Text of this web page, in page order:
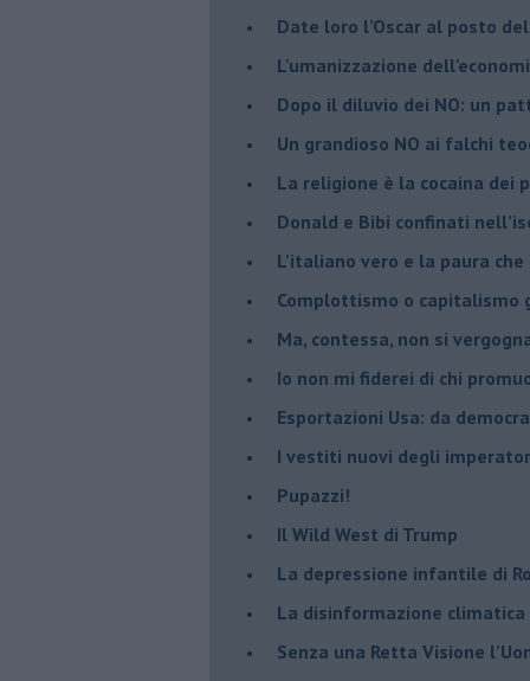
​Date loro l’Oscar al posto
L'umanizzazione
​Dopo il diluvio dei NO: un
​Un grandioso NO ai falchi
La religione è la cocaina dei
Donald e Bibi confinati
L’italiano vero e la paura
​Complottismo o capitalismo
​Ma, contessa, non si
​Io non mi fiderei di chi
Esportazioni Usa: da
​I vestiti nuovi degli
​Pupazzi!
​Il Wild West di Trump
​La depressione infantile di
​La disinformazione
Senza una Retta Visione